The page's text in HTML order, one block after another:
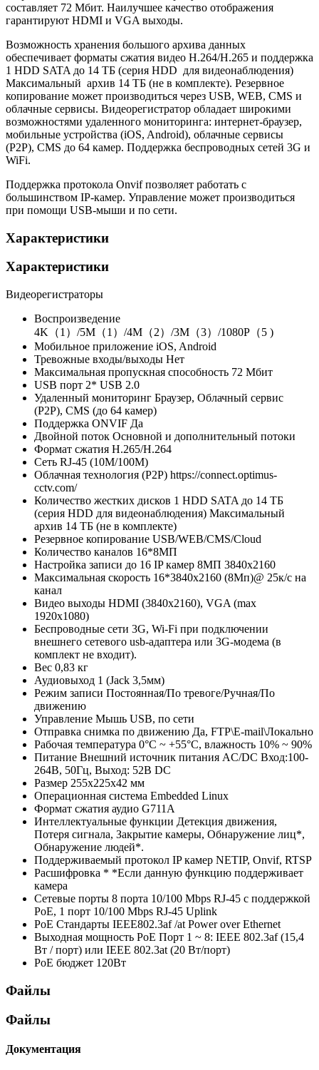
составляет 72 Мбит. Наилучшее качество отображения
гарантируют HDMI и VGA выходы.
Возможность хранения большого архива данных
обеспечивает форматы сжатия видео H.264/H.265 и поддержка
1 HDD SATA до 14 ТБ (серия HDD для видеонаблюдения)
Максимальный архив 14 ТБ (не в комплекте). Резервное
копирование может производиться через USB, WEB, CMS и
облачные сервисы. Видеорегистратор обладает широкими
возможностями удаленного мониторинга: интернет-браузер,
мобильные устройства (iOS, Android), облачные сервисы
(P2P), CMS до 64 камер. Поддержка беспроводных сетей 3G и
WiFi.
Поддержка протокола Onvif позволяет работать с
большинством IP-камер. Управление может производиться
при помощи USB-мыши и по сети.
Характеристики
Характеристики
Видеорегистраторы
Воспроизведение
4K（1）/5M（1）/4M（2）/3M（3）/1080P（5 )
Мобильное приложение iOS, Android
Тревожные входы/выходы Нет
Максимальная пропускная способность 72 Мбит
USB порт 2* USB 2.0
Удаленный мониторинг Браузер, Облачный сервис
(P2P), CMS (до 64 камер)
Поддержка ONVIF Да
Двойной поток Основной и дополнительный потоки
Формат сжатия H.265/H.264
Сеть RJ-45 (10M/100M)
Облачная технология (P2P) https://connect.optimus-
cctv.com/
Количество жестких дисков 1 HDD SATA до 14 ТБ
(серия HDD для видеонаблюдения) Максимальный
архив 14 ТБ (не в комплекте)
Резервное копирование USB/WEB/CMS/Cloud
Количество каналов 16*8МП
Настройка записи до 16 IP камер 8МП 3840х2160
Максимальная скорость 16*3840х2160 (8Мп)@ 25к/с на
канал
Видео выходы HDMI (3840х2160), VGA (max
1920х1080)
Беспроводные сети 3G, Wi-Fi при подключении
внешнего сетевого usb-адаптера или 3G-модема (в
комплект не входит).
Вес 0,83 кг
Аудиовыход 1 (Jack 3,5мм)
Режим записи Постоянная/По тревоге/Ручная/По
движению
Управление Мышь USB, по сети
Отправка снимка по движению Да, FTP\E-mail\Локально
Рабочая температура 0°С ~ +55°С, влажность 10% ~ 90%
Питание Внешний источник питания AC/DC Вход:100-
264В, 50Гц, Выход: 52В DC
Размер 255х225х42 мм
Операционная система Embedded Linux
Формат сжатия аудио G711A
Интеллектуальные функции Детекция движения,
Потеря сигнала, Закрытие камеры, Обнаружение лиц*,
Обнаружение людей*.
Поддерживаемый протокол IP камер NETIP, Onvif, RTSP
Расшифровка * *Если данную функцию поддерживает
камера
Сетевые порты 8 порта 10/100 Mbps RJ-45 с поддержкой
PoE, 1 порт 10/100 Mbps RJ-45 Uplink
PoE Стандарты IEEE802.3af /at Power over Ethernet
Выходная мощность PoE Порт 1 ~ 8: IEEE 802.3af (15,4
Вт / порт) или IEEE 802.3at (20 Вт/порт)
PoE бюджет 120Вт
Файлы
Файлы
Документация